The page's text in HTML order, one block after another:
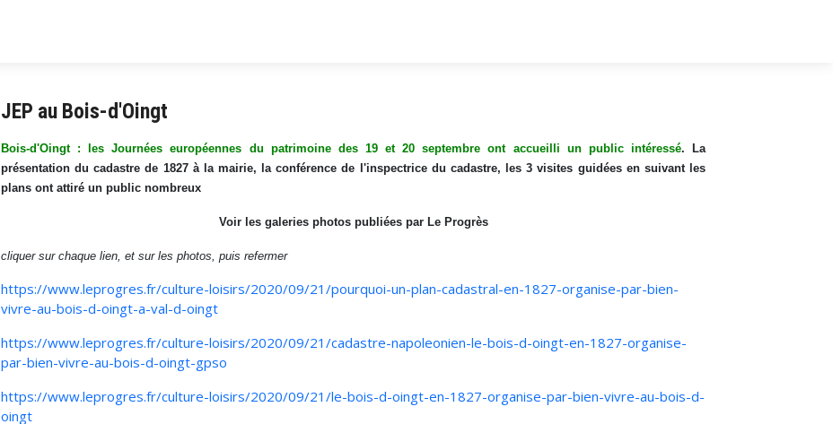
JEP au Bois-d'Oingt
Bois-d'Oingt : les Journées européennes du patrimoine des 19 et 20 septembre ont accueilli un public intéressé. La
présentation du cadastre de 1827 à la mairie, la conférence de l'inspectrice du cadastre, les 3 visites guidées en suivant les
plans ont attiré un public nombreux
Voir les galeries photos publiées par Le Progrès
cliquer sur chaque lien, et sur les photos, puis refermer
https://www.leprogres.fr/culture-loisirs/2020/09/21/pourquoi-un-plan-cadastral-en-1827-organise-par-bien-
vivre-au-bois-d-oingt-a-val-d-oingt
https://www.leprogres.fr/culture-loisirs/2020/09/21/cadastre-napoleonien-le-bois-d-oingt-en-1827-organise-
par-bien-vivre-au-bois-d-oingt-gpso
https://www.leprogres.fr/culture-loisirs/2020/09/21/le-bois-d-oingt-en-1827-organise-par-bien-vivre-au-bois-d-
oingt